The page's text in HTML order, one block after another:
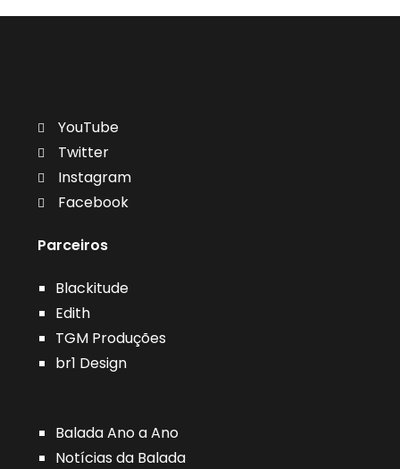
YouTube
Twitter
Instagram
Facebook
Parceiros
Blackitude
Edith
TGM Produções
br1 Design
Balada Ano a Ano
Notícias da Balada